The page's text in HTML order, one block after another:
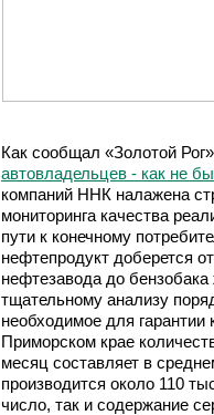
Как сообщал «Золотой
автовладельцев - как не
компаний ННК налажена
мониторинга качества
пути к конечному
нефтепродукт доберется
нефтезавода до
тщательному анализу
необходимое для
Приморском крае
месяц составляет в
производится около 110
число, так и содержание